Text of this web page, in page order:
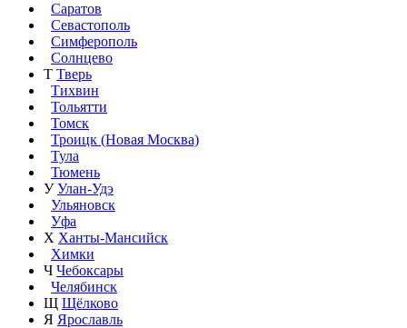
Саратов
Севастополь
Симферополь
Солнцево
Т Тверь
Тихвин
Тольятти
Томск
Троицк (Новая Москва)
Тула
Тюмень
У Улан-Удэ
Ульяновск
Уфа
Х Ханты-Мансийск
Химки
Ч Чебоксары
Челябинск
Щ Щёлково
Я Ярославль